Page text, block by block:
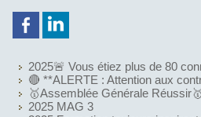
g
a
t
h
2025🚨 Vous étiez plus de 80
🔴 **ALERTE : Attention aux
🥇Assemblée Générale Réussir🥇
2025 MAG 3